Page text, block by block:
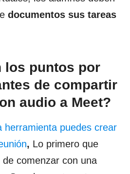
documentos sus tareas
los puntos por
de compartir
audio a Meet?
herramienta puedes crear
, Lo primero que
comenzar con una